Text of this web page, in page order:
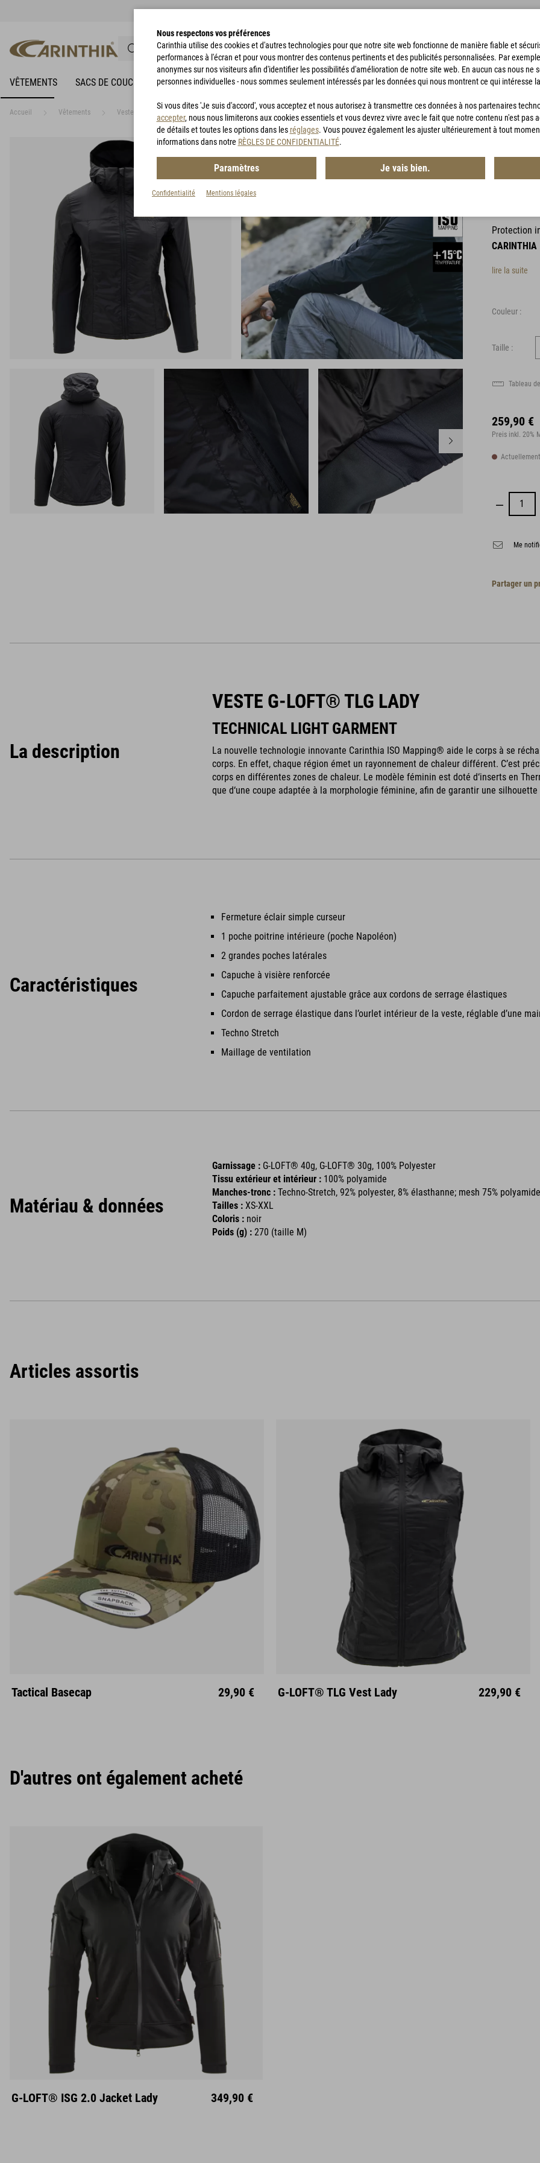
VÊTEMENTS SACS DE COUCHAGE VÊTEMENTS DE PLUIE SACS DE BIVOUAC ACCESSOIRES CHASSE BON D'ACHAT
Accueil Vêtements Vestes G-LOFT®TLG Jacket Lady
G-
Protection
lire la suite
Couleur :
Taille :
Tableau
259,90 €
Preis inkl. 20%
Me
Partager un
La description
VESTE G-LOFT® TLG LADY
TECHNICAL LIGHT GARMENT
La nouvelle technologie innovante Carinthia ISO Mapping® aide le corps à se
corps. En effet, chaque région émet un rayonnement de chaleur différent. C’est
corps en différentes zones de chaleur. Le modèle féminin est doté d‘inserts en
que d‘une coupe adaptée à la morphologie féminine, afin de garantir une
Caractéristiques
Fermeture éclair simple curseur
1 poche poitrine intérieure (poche Napoléon)
2 grandes poches latérales
Capuche à visière renforcée
Capuche parfaitement ajustable grâce aux cordons de serrage élastiques
Cordon de serrage élastique dans l’ourlet intérieur de la veste, réglable d’une
Techno Stretch
Maillage de ventilation
Matériau & données
Garnissage : G-LOFT® 40g, G-LOFT® 30g, 100% Polyester
Tissu extérieur et intérieur : 100% polyamide
Manches-tronc : Techno-Stretch, 92% polyester, 8% élasthanne; mesh 75%
Tailles : XS-XXL
Coloris : noir
Poids (g) : 270 (taille M)
Articles assortis
Unisize
Tactical Basecap 29,90 € XS S M XXL
G-LOFT® TLG Vest Lady 229,90 €
D'autres ont également acheté
XS S M
G-LOFT® ISG 2.0 Jacket Lady 349,90 €
Nous respectons vos préférences
Carinthia utilise des cookies et d'autres technologies pour que notre site web fonctionne de manière fiable et
performances à l'écran et pour vous montrer des contenus pertinents et des publicités personnalisées. Par
anonymes sur nos visiteurs afin d'identifier les possibilités d'amélioration de notre site web. En aucun cas nous ne
personnes individuelles - nous sommes seulement intéressés par les données qui nous montrent ce qui intéresse
Si vous dites 'Je suis d'accord', vous acceptez et nous autorisez à transmettre ces données à nos partenaires
accepter, nous nous limiterons aux cookies essentiels et vous devrez vivre avec le fait que notre contenu n'est pas
de détails et toutes les options dans les réglages. Vous pouvez également les ajuster ultérieurement à tout
informations dans notre RÈGLES DE CONFIDENTIALITÉ.
Paramètres Je vais bien.
Confidentialité Mentions légales